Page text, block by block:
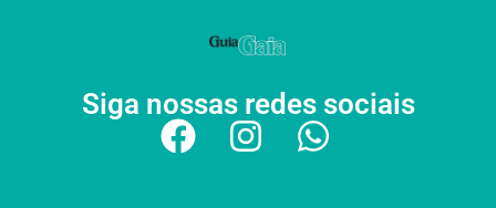
Siga nossas redes sociais